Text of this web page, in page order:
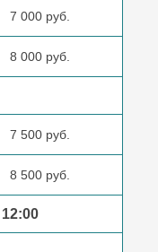
7 000 руб.
8 000 руб.
7 500 руб.
8 500 руб.
12:00